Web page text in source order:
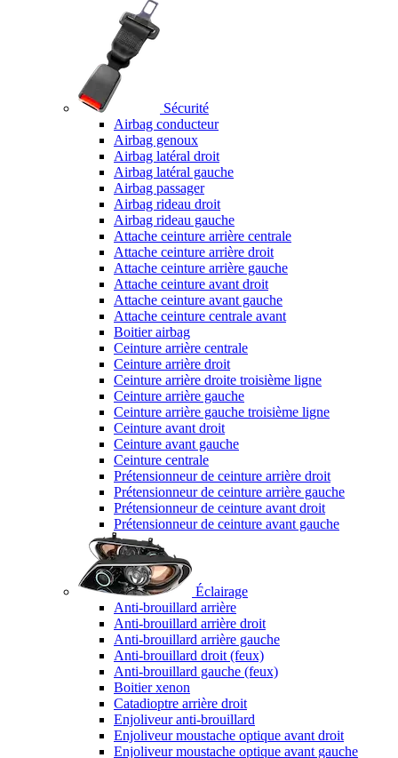
Sécurité
Airbag conducteur
Airbag genoux
Airbag latéral droit
Airbag latéral gauche
Airbag passager
Airbag rideau droit
Airbag rideau gauche
Attache ceinture arrière centrale
Attache ceinture arrière droit
Attache ceinture arrière gauche
Attache ceinture avant droit
Attache ceinture avant gauche
Attache ceinture centrale avant
Boitier airbag
Ceinture arrière centrale
Ceinture arrière droit
Ceinture arrière droite troisième ligne
Ceinture arrière gauche
Ceinture arrière gauche troisième ligne
Ceinture avant droit
Ceinture avant gauche
Ceinture centrale
Prétensionneur de ceinture arrière droit
Prétensionneur de ceinture arrière gauche
Prétensionneur de ceinture avant droit
Prétensionneur de ceinture avant gauche
Éclairage
Anti-brouillard arrière
Anti-brouillard arrière droit
Anti-brouillard arrière gauche
Anti-brouillard droit (feux)
Anti-brouillard gauche (feux)
Boitier xenon
Catadioptre arrière droit
Enjoliveur anti-brouillard
Enjoliveur moustache optique avant droit
Enjoliveur moustache optique avant gauche